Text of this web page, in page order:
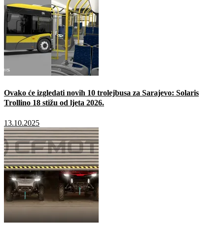
Ovako će izgledati novih 10 trolejbusa za Sarajevo: Solaris
Trollino 18 stižu od ljeta 2026.
13.10.2025